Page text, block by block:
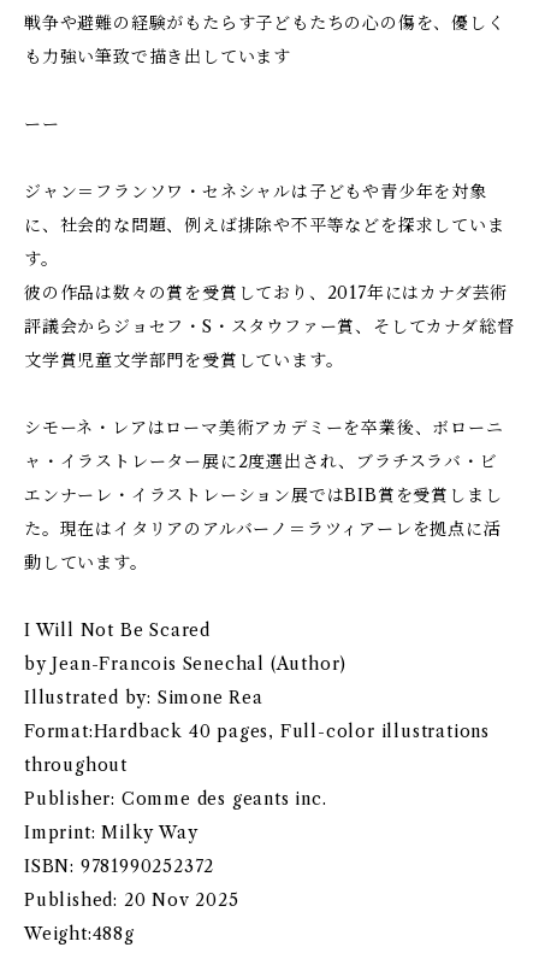
戦争や避難の経験がもたらす子どもたちの心の傷を、優しく
も力強い筆致で描き出しています
ーー
ジャン＝フランソワ・セネシャルは子どもや青少年を対象
に、社会的な問題、例えば排除や不平等などを探求していま
す。
彼の作品は数々の賞を受賞しており、2017年にはカナダ芸術
評議会からジョセフ・S・スタウファー賞、そしてカナダ総督
文学賞児童文学部門を受賞しています。
シモーネ・レアはローマ美術アカデミーを卒業後、ボローニ
ャ・イラストレーター展に2度選出され、ブラチスラバ・ビ
エンナーレ・イラストレーション展ではBIB賞を受賞しまし
た。現在はイタリアのアルバーノ＝ラツィアーレを拠点に活
動しています。
I Will Not Be Scared
by Jean-Francois Senechal (Author)
Illustrated by: Simone Rea
Format:Hardback 40 pages, Full-color illustrations
throughout
Publisher: Comme des geants inc.
Imprint: Milky Way
ISBN: 9781990252372
Published: 20 Nov 2025
Weight:488g